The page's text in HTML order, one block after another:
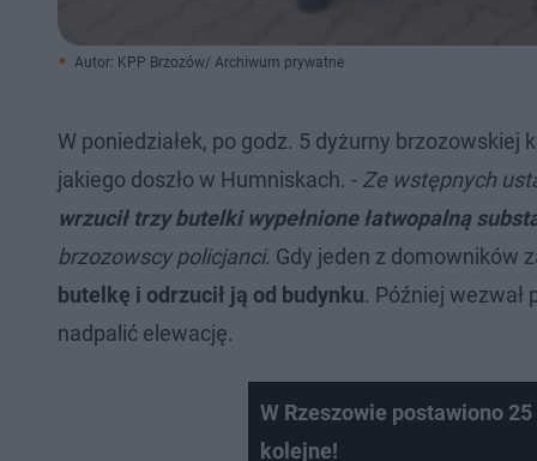
Autor: KPP Brzozów/ Archiwum prywatne
W poniedziałek, po godz. 5 dyżurny brzozowskiej
jakiego doszło w Humniskach. - Ze wstępnych
wrzucił trzy butelki wypełnione łatwopalną
brzozowscy policjanci. Gdy jeden z domowników
butelkę i odrzucił ją od budynku. Później wezwał
nadpalić elewację.
W Rzeszowie postawiono
kolejne!